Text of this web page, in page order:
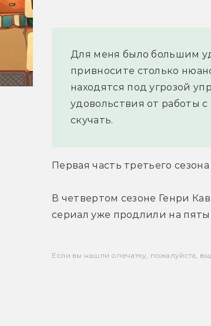
Для меня было большим
привносите столько
находятся под угрозой
удовольствия от работы с
скучать.
Первая часть третьего
В четвертом сезоне Генри
сериал уже продлили на
Если вы нашли опечатку, пожалуйста,